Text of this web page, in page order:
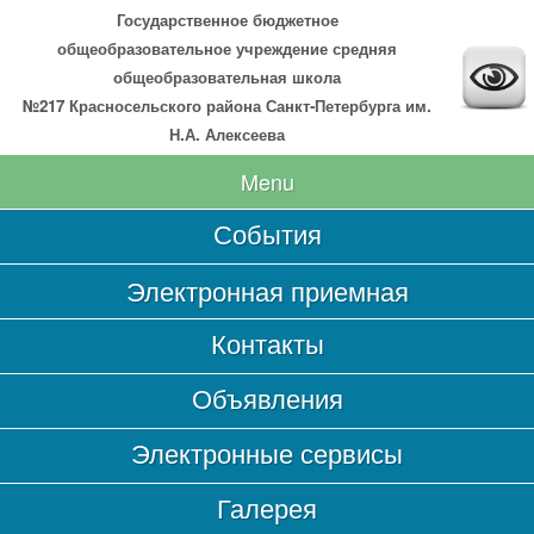
Государственное бюджетное
общеобразовательное учреждение средняя
общеобразовательная школа
№217 Красносельского района Санкт-Петербурга им.
Н.А. Алексеева
Menu
Сведения об образовательной организации
Структура и органы управления образовательной
Образование
Образовательные стандарты и требования
События
Электронная приемная
Контакты
Объявления
Электронные сервисы
Галерея